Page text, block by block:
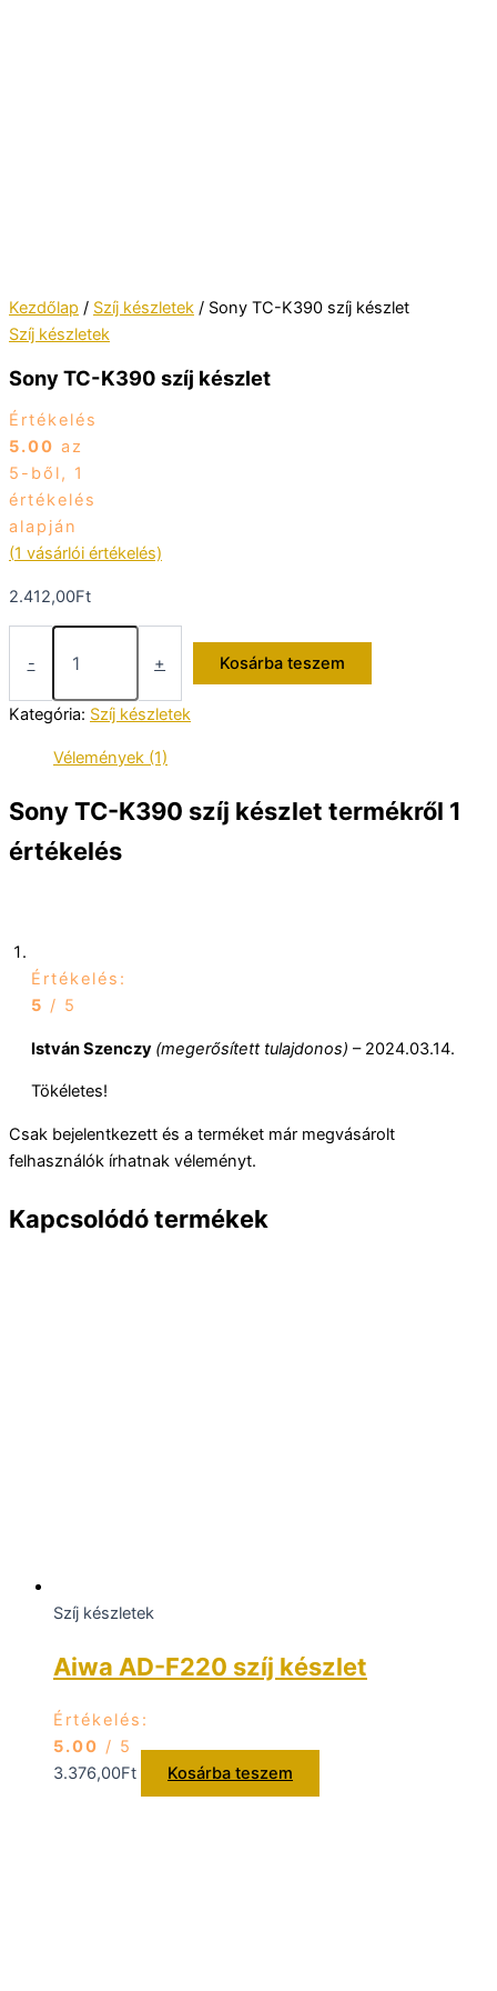
Kezdőlap / Szíj készletek / Sony TC-K390 szíj készlet
Szíj készletek
Sony TC-K390 szíj készlet
Értékelés
5.00 az
5-ből, 1
értékelés
alapján
(1 vásárlói értékelés)
2.412,00Ft
-
szíj
készlet
mennyiség
+ Kosárba teszem
Kategória: Szíj készletek
Vélemények (1)
Sony TC-K390 szíj készlet termékről 1
értékelés
Értékelés:
5 / 5
István Szenczy (megerősített tulajdonos) – 2024.03.14.
Tökéletes!
Csak bejelentkezett és a terméket már megvásárolt
felhasználók írhatnak véleményt.
Kapcsolódó termékek
Szíj készletek
Aiwa AD-F220 szíj készlet
Értékelés:
5.00 / 5
3.376,00Ft Kosárba teszem